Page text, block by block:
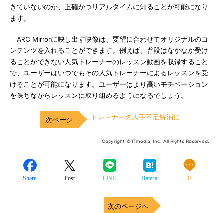
きていないのか、正確かつリアルタイムに知ることが可能になり
ます。
ARC Mirrorに映し出す映像は、要望に合わせてオリジナルのコ
ンテンツを入れることができます。例えば、普段はなかなか受け
ることができない人気トレーナーのレッスン動画を収録すること
で、ユーザーはいつでもその人気トレーナーによるレッスンを受
けることが可能になります。ユーザーはより高いモチベーション
を保ちながらレッスンに取り組めるようになるでしょう。
トレーナーの人手不足解消に
Copyright © ITmedia, Inc. All Rights Reserved.
Share Post LINE Hatena 0
次のページへ